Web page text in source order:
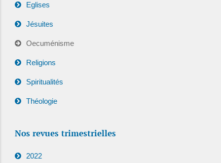
Eglises
Jésuites
Oecuménisme
Religions
Spiritualités
Théologie
Nos revues trimestrielles
2022